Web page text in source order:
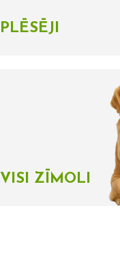
PLĒSĒJI
VISI ZĪMOLI